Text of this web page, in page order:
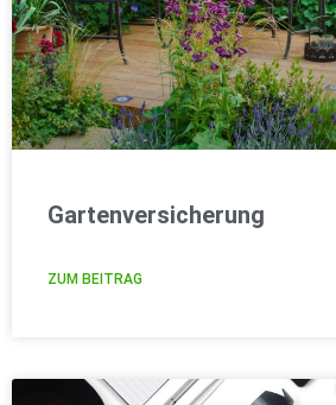
Gartenversicherung
ZUM BEITRAG